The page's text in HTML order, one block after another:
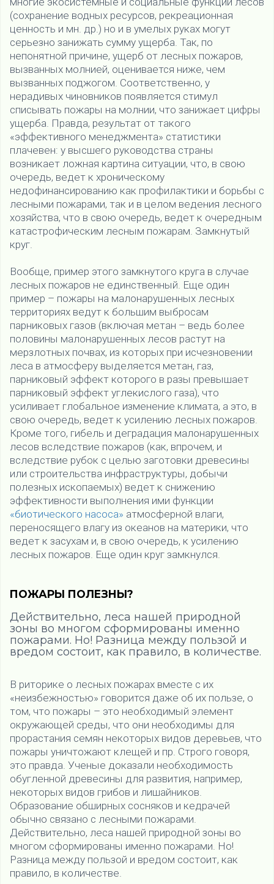
(сохранение водных ресурсов, рекреационная
ценность и мн. др.) но и в умелых руках могут
серьезно занижать сумму ущерба. Так, по
непонятной причине, ущерб от лесных пожаров,
вызванных молнией, оценивается ниже, чем
вызванных поджогом. Соответственно, у
нерадивых чиновников появляется стимул
списывать пожары на молнии, что занижает цифры
ущерба. Правда, результат от такого
«эффективного менеджмента» статистики
плачевен: у высшего руководства страны
возникает ложная картина ситуации, что, в свою
очередь, ведет к хроническому
недофинансированию как профилактики и борьбы с
лесными пожарами, так и в целом ведения лесного
хозяйства, что в свою очередь, ведет к очередным
катастрофическим лесным пожарам. Замкнутый
круг.
Вообще, пример этого замкнутого круга в случае
лесных пожаров не единственный. Еще один
пример – пожары на малонарушенных лесных
территориях ведут к большим выбросам
парниковых газов (включая метан – ведь более
половины малонарушенных лесов растут на
мерзлотных почвах, из которых при исчезновении
леса в атмосферу выделяется метан, газ,
парниковый эффект которого в разы превышает
парниковый эффект углекислого газа), что
усиливает глобальное изменение климата, а это, в
свою очередь, ведет к усилению лесных пожаров.
Кроме того, гибель и деградация малонарушенных
лесов вследствие пожаров (как, впрочем, и
вследствие рубок с целью заготовки древесины
или строительства инфраструктуры, добычи
полезных ископаемых) ведет к снижению
эффективности выполнения ими функции
«биотического насоса» атмосферной влаги,
переносящего влагу из океанов на материки, что
ведет к засухам и, в свою очередь, к усилению
лесных пожаров. Еще один круг замкнулся.
ПОЖАРЫ ПОЛЕЗНЫ?
Действительно, леса нашей природной
зоны во многом сформированы именно
пожарами. Но! Разница между пользой и
вредом состоит, как правило, в количестве.
В риторике о лесных пожарах вместе с их
«неизбежностью» говорится даже об их пользе, о
том, что пожары – это необходимый элемент
окружающей среды, что они необходимы для
прорастания семян некоторых видов деревьев, что
пожары уничтожают клещей и пр. Строго говоря,
это правда. Ученые доказали необходимость
обугленной древесины для развития, например,
некоторых видов грибов и лишайников.
Образование обширных сосняков и кедрачей
обычно связано с лесными пожарами.
Действительно, леса нашей природной зоны во
многом сформированы именно пожарами. Но!
Разница между пользой и вредом состоит, как
правило, в количестве.